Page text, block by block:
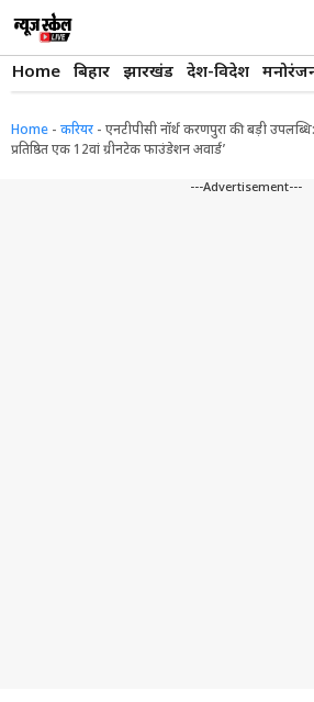
content
Home बिहार झारखंड देश-विदेश
Home - करियर - एनटीपीसी नॉर्थ करणपुरा की बड़ी
प्रतिष्ठित एक 12वां ग्रीनटेक फाउंडेशन अवार्ड’
---Advertisement---